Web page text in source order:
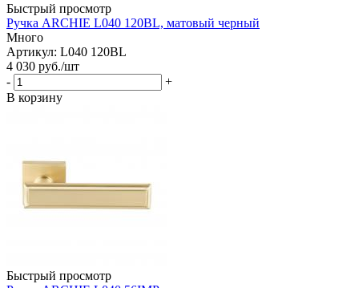
Быстрый просмотр
Ручка ARCHIE L040 120BL, матовый черный
Много
Артикул: L040 120BL
4 030 руб./шт
-
+
В корзину
Быстрый просмотр